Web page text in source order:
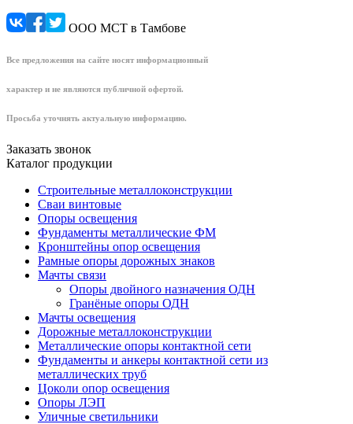
ООО МСТ в Тамбове
Все предложения на сайте носят информационный
характер и не являются публичной офертой.
Просьба уточнять актуальную информацию.
Заказать звонок
Каталог продукции
Строительные металлоконструкции
Сваи винтовые
Опоры освещения
Фундаменты металлические ФМ
Кронштейны опор освещения
Рамные опоры дорожных знаков
Мачты связи
Опоры двойного назначения ОДН
Гранёные опоры ОДН
Мачты освещения
Дорожные металлоконструкции
Металлические опоры контактной сети
Фундаменты и анкеры контактной сети из
металлических труб
Цоколи опор освещения
Опоры ЛЭП
Уличные светильники